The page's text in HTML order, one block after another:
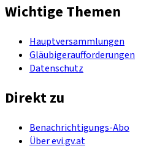
Wichtige Themen
Hauptversammlungen
Gläubigeraufforderungen
Datenschutz
Direkt zu
Benachrichtigungs-Abo
Über evi.gv.at